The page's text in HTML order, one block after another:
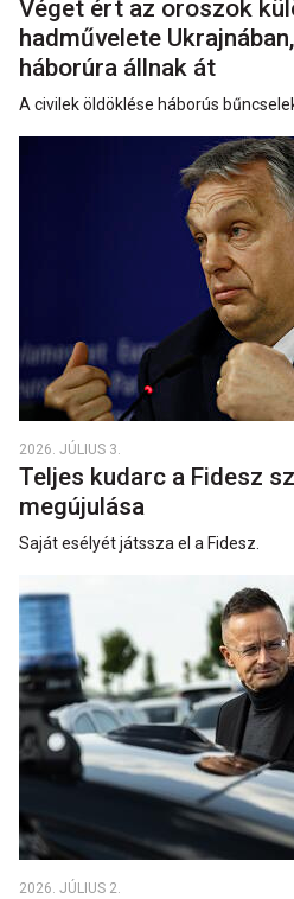
Véget ért az oroszok
hadművelete
háborúra állnak át
A civilek öldöklése háborús
2026. JÚLIUS 3.
Teljes kudarc a Fidesz
megújulása
Saját esélyét játssza el a Fidesz.
2026. JÚLIUS 2.